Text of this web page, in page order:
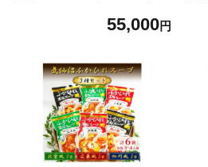
55,000円